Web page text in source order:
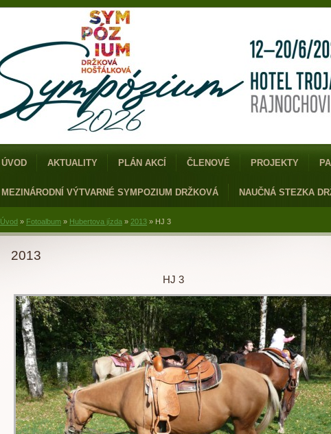
ÚVOD AKTUALITY PLÁN AKCÍ ČLENOVÉ PROJEKTY
MEZINÁRODNÍ VÝTVARNÉ SYMPOZIUM DRŽKOVÁ NAUČNÁ STEZKA
Úvod » Fotoalbum » Hubertova jízda » 2013 » HJ 3
2013
HJ 3